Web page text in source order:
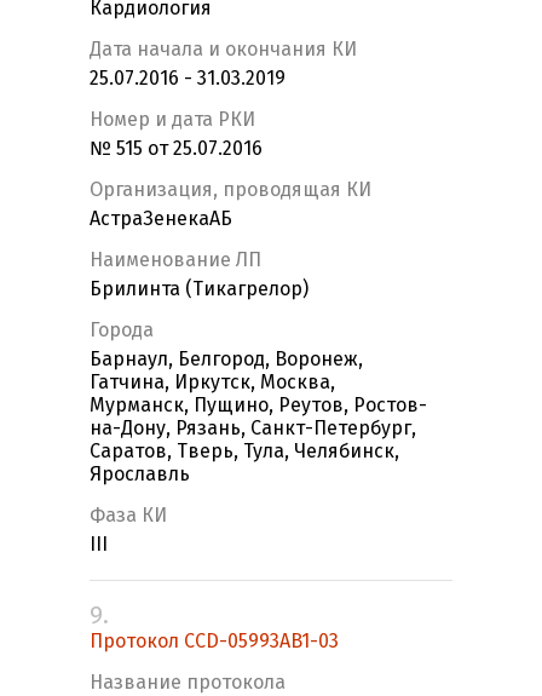
Кардиология
Дата начала и окончания КИ
25.07.2016 - 31.03.2019
Номер и дата РКИ
№ 515 от 25.07.2016
Организация, проводящая КИ
АстраЗенекаАБ
Наименование ЛП
Брилинта (Тикагрелор)
Города
Барнаул, Белгород, Воронеж,
Гатчина, Иркутск, Москва,
Мурманск, Пущино, Реутов, Ростов-
на-Дону, Рязань, Санкт-Петербург,
Саратов, Тверь, Тула, Челябинск,
Ярославль
Фаза КИ
9.
Протокол CCD-05993AB1-03
Название протокола